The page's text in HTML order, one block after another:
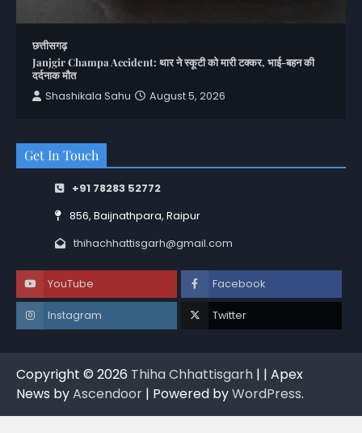
छत्तीसगढ़
Janjgir Champa Accident: थार ने स्कूटी को मारी टक्कर, भाई-बहन की
दर्दनाक मौत
Shashikala Sahu
August 5, 2026
Get In Touch
+91 78283 52772
856, Baijnathpara, Raipur
thihachhattisgarh@gmail.com
YouTube Facebook
Instagram Twitter
Copyright © 2026 Thiha Chhattisgarh | | Apex
News byAscendoor | Powered byWordPress.